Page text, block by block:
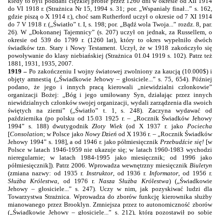
do VI 1918 r. (Strażnica Nr 15, 1994 s. 31; por. „Wspaniały finał...” s. 162,
gdzie piszą o X 1914 r.), choć sam Rutherford uczył o okresie od 7 XI 1914
do 7 V 1918 r. („Światło” t. I, s. 198; por. „Bądź wola Twoja...” rozdz. 8, par.
26). W „Dokonanej Tajemnicy” (s. 207) uczył on jednak, za Russellem, o
okresie od 539 do 1799 r. (1260 lat), który to okres wypełniło dwóch
świadków tzn. Stary i Nowy Testament. Uczył, że w 1918 zakończyło się
powoływanie do klasy niebiańskiej (Strażnica 01.04 1919 s. 102). Patrz też
1881, 1931, 1935, 2007.
1919 – Po zakończeniu I wojny światowej zwolniony za kaucją (10.000$) i
objęty amnestią („Świadkowie Jehowy – głosiciele...” s. 75, 654). Później
podano, że jego i innych pracą kierowali „niewidzialni członkowie”
organizacji Bożej: „Bóg i jego umiłowany Syn, działając przez innych
niewidzialnych członków swojej organizacji, wydali zarządzenia dla swoich
świętych na ziemi” („Światło” t. 1, s. 248). Zaczyna wydawać od
października (po polsku od 15.03 1925 r. – „Rocznik Świadków Jehowy
1994” s. 188) dwutygodnikZłoty Wiek (od X 1937 r. jako Pociecha
[Consolation; w Polsce jako Nowy Dzień od X 1936 r. – „Rocznik Świadków
Jehowy 1994” s. 198], a od 1946 r. jako półmiesięcznikPrzebudźcie się! [w
Polsce w latach 1946-1959 nie ukazuje się; w latach 1960-1983 wychodzi
nieregularnie; w latach 1984-1995 jako miesięcznik; od 1996 jako
półmiesięcznik]). Patrz 2006. Wprowadza wewnętrzny miesięcznik Biuletyn
(zmiana nazwy: od 1935 r. Instruktor, od 1936 r.Informator, od 1956 r.
Służba Królestwa, od 1976 r.Nasza Służba Królestwa) („Świadkowie
Jehowy – głosiciele...” s. 247). Uczy w nim, jak pozyskiwać ludzi dla
Towarzystwa Strażnica. Wprowadza do zborów funkcję kierownika służby
mianowanego przez Brooklyn. Zmniejsza przez to autonomiczność zborów
(„Świadkowie Jehowy – głosiciele...” s. 212), którą pozostawił po sobie